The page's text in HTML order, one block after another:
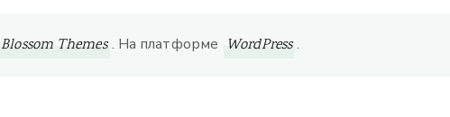
Blossom Themes . На платформе WordPress .